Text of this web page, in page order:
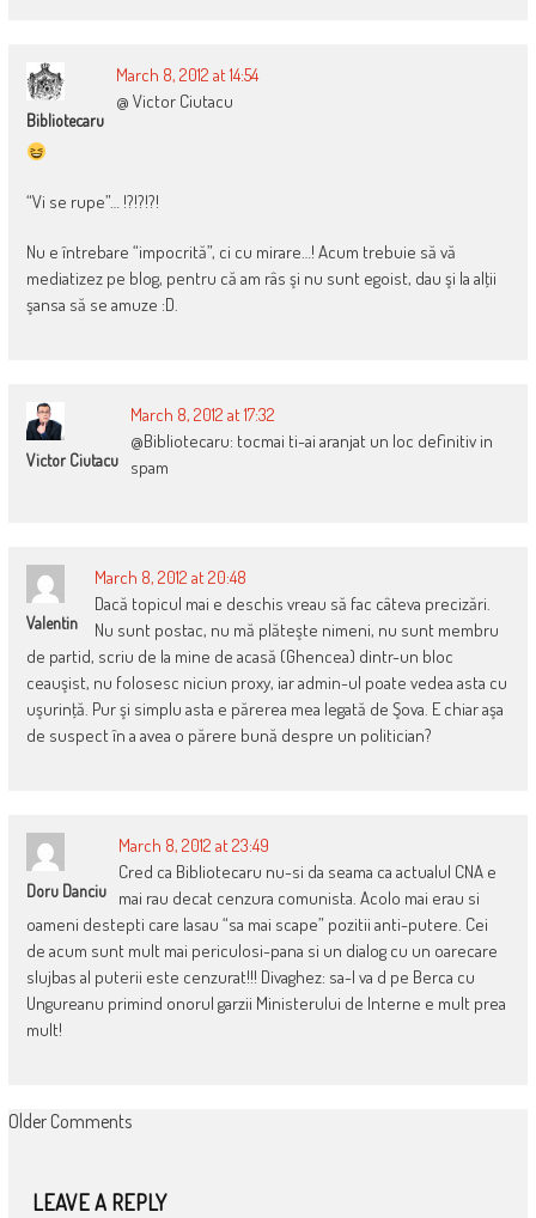
Bibliotecaru
March 8, 2012 at 14:54
@ Victor Ciutacu
“Vi se rupe”… !?!?!?!
Nu e întrebare “impocrită”, ci cu mirare…! Acum trebuie să vă
mediatizez pe blog, pentru că am râs şi nu sunt egoist, dau şi la alţii
şansa să se amuze :D.
Victor Ciutacu
March 8, 2012 at 17:32
@Bibliotecaru: tocmai ti-ai aranjat un loc definitiv in
spam
Valentin
March 8, 2012 at 20:48
Dacă topicul mai e deschis vreau să fac câteva precizări.
Nu sunt postac, nu mă plăteşte nimeni, nu sunt membru
de partid, scriu de la mine de acasă (Ghencea) dintr-un bloc
ceauşist, nu folosesc niciun proxy, iar admin-ul poate vedea asta cu
uşurinţă. Pur şi simplu asta e părerea mea legată de Şova. E chiar aşa
de suspect în a avea o părere bună despre un politician?
Doru Danciu
March 8, 2012 at 23:49
Cred ca Bibliotecaru nu-si da seama ca actualul CNA e
mai rau decat cenzura comunista. Acolo mai erau si
oameni destepti care lasau “sa mai scape” pozitii anti-putere. Cei
de acum sunt mult mai periculosi-pana si un dialog cu un oarecare
slujbas al puterii este cenzurat!!! Divaghez: sa-l va d pe Berca cu
Ungureanu primind onorul garzii Ministerului de Interne e mult prea
mult!
COMMENT
Older Comments
LEAVE A REPLY